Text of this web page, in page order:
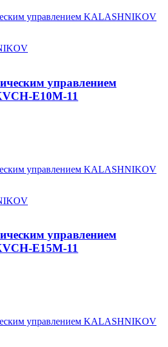
управлением
E10M-11
управлением
E15M-11